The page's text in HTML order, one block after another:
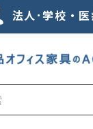
法人･学校・